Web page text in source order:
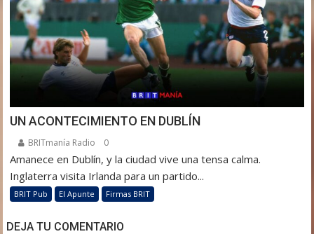
UN ACONTECIMIENTO EN DUBLÍN
BRITmanía Radio 0
Amanece en Dublín, y la ciudad vive una tensa calma.
Inglaterra visita Irlanda para un partido...
BRIT Pub El Apunte Firmas BRIT
DEJA TU COMENTARIO